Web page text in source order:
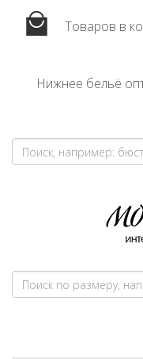
Товаров в
Нижнее бельё